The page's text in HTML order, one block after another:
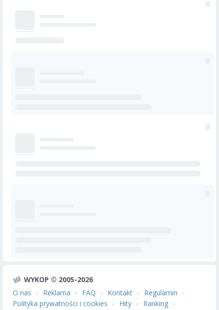
WYKOP © 2005-2026
O nas
Reklama FAQ Kontakt
Regulamin
Polityka prywatności i cookies
Hity
Ranking